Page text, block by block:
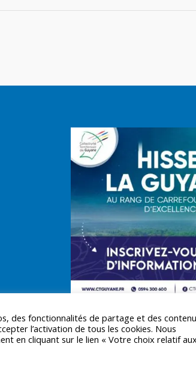
des fonctionnalités de partage et des
l’activation de tous les cookies. Nous
en cliquant sur le lien « Votre choix relatif